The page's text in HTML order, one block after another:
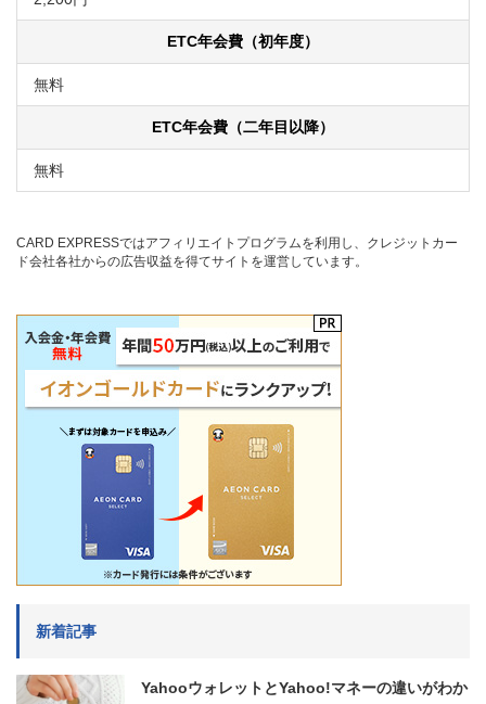
ETC年会費（初年度）
無料
ETC年会費（二年目以降）
無料
CARD EXPRESSではアフィリエイトプログラムを利用し、クレジットカー
ド会社各社からの広告収益を得てサイトを運営しています。
新着記事
YahooウォレットとYahoo!マネーの違いがわか